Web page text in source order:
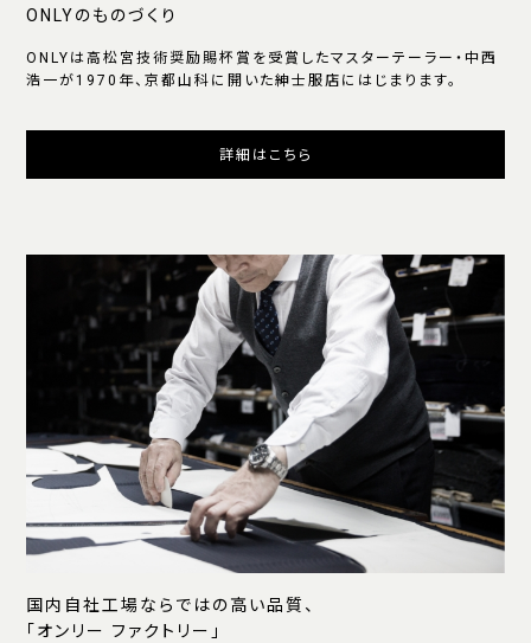
ONLYのものづくり
ONLYは高松宮技術奨励賜杯賞を受賞したマスターテーラー・中西
浩一が1970年、京都山科に開いた紳士服店にはじまります。
詳細はこちら
国内自社工場ならではの高い品質、
「オンリー ファクトリー」